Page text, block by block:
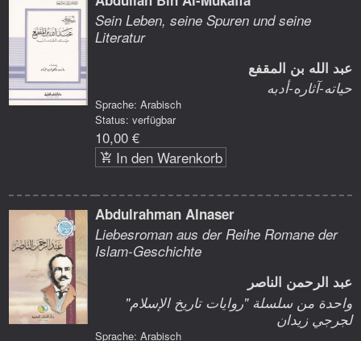
Sein Leben, seine Spuren und seine
Literatur
عبد الله بن المقفع
حياته-آثاره-أدبه
Sprache: Arabisch
Status: verfügbar
10,00 €
In den Warenkorb
Abdulrahman Alnaser
Liebesroman aus der Reihe Romane der
Islam-Geschichte
عبد الرحمن الناصر
واحدة من سلسلة "روايات تاريخ الإسلام"
لجرجي زيدان
Sprache: Arabisch